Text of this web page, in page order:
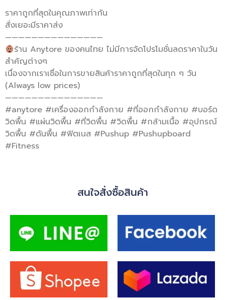
ราคาถูกที่สุดในคุณภาพเท่ากัน
สั่งเยอะมีราคาส่ง
———————————————
ร้าน Anytore ของคนไทย ไม่มีการจัดโปรโมชั่นลดราคาในวัน
สำคัญต่างๆ
เนื่องจากเราเชื่อในการขายสินค้าราคาถูกที่สุดในทุก ๆ วัน
(Always low prices)
———————————————
#anytore #เครื่องออกกำลังกาย #ที่ออกกำลังกาย #บอร์ด
วิดพื้น #แผ่นวิดพื้น #ที่วิดพื้น #วิดพื้น #กล้ามเนื้อ #อุปกรณ์
วิดพื้น #ดันพื้น #ฟิตเนส #Pushup #Pushupboard
#Fitness
สนใจสั่งซื้อสินค้า